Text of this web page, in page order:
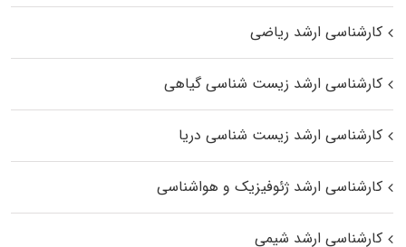
کارشناسی ارشد ریاضی
کارشناسی ارشد زیست‌ شناسی گیاهی
کارشناسی ارشد زیست‌ شناسی دریا
کارشناسی ارشد ژئوفیزیک و هواشناسی
کارشناسی ارشد شیمی